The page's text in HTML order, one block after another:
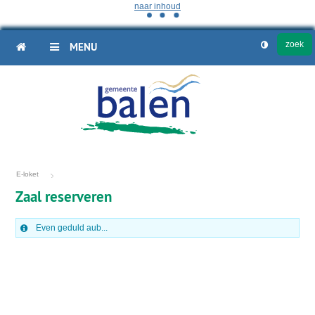
naar inhoud
HOME MENU
E-loket
Zaal reserveren
Even geduld aub...